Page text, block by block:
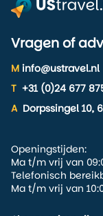
Vragen of
M info@ustravel.nl
T +31 (0)24 677
A Dorpssingel 10,
Openingstijden:
Ma t/m vrij van
Telefonisch
Ma t/m vrij van